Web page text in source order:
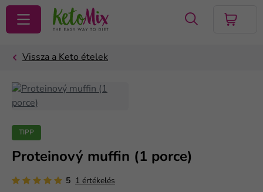
KERESÉS
TIPP
Proteinový muffin (1 porce)
5 1 értékelés